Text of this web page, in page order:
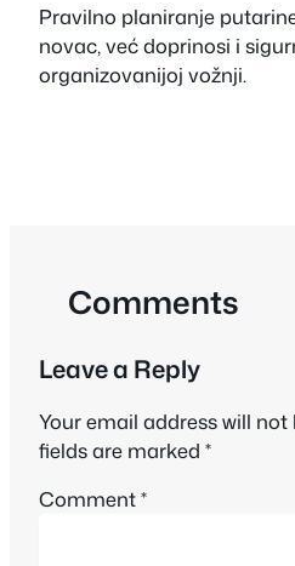
Pravilno planiranje
novac, već doprinosi i
organizovanijoj vožnji.
Comments
Leave a Reply
Your email address will not
fields are marked *
Comment*